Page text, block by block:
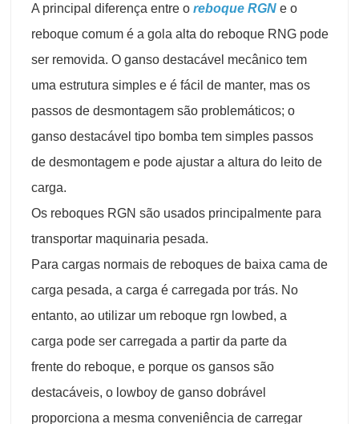
A principal diferença entre o reboque RGN e o
reboque comum é a gola alta do reboque RNG pode
ser removida. O ganso destacável mecânico tem
uma estrutura simples e é fácil de manter, mas os
passos de desmontagem são problemáticos; o
ganso destacável tipo bomba tem simples passos
de desmontagem e pode ajustar a altura do leito de
carga.
Os reboques RGN são usados principalmente para
transportar maquinaria pesada.
Para cargas normais de reboques de baixa cama de
carga pesada, a carga é carregada por trás. No
entanto, ao utilizar um reboque rgn lowbed, a
carga pode ser carregada a partir da parte da
frente do reboque, e porque os gansos são
destacáveis, o lowboy de ganso dobrável
proporciona a mesma conveniência de carregar